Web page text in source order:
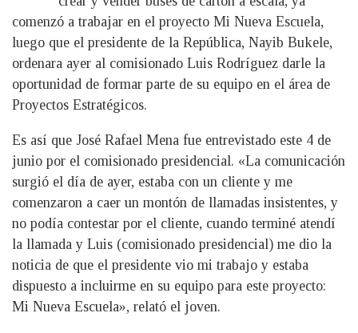
comenzó a trabajar en el proyecto Mi Nueva Escuela,
luego que el presidente de la República, Nayib Bukele,
ordenara ayer al comisionado Luis Rodríguez darle la
oportunidad de formar parte de su equipo en el área de
Proyectos Estratégicos.
Es así que José Rafael Mena fue entrevistado este 4 de
junio por el comisionado presidencial. «La comunicación
surgió el día de ayer, estaba con un cliente y me
comenzaron a caer un montón de llamadas insistentes, y
no podía contestar por el cliente, cuando terminé atendí
la llamada y Luis (comisionado presidencial) me dio la
noticia de que el presidente vio mi trabajo y estaba
dispuesto a incluirme en su equipo para este proyecto:
Mi Nueva Escuela», relató el joven.